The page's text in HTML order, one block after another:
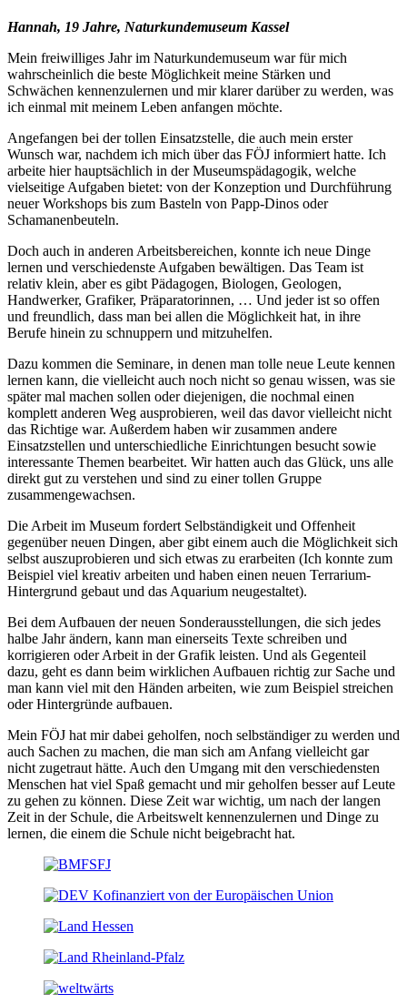
Hannah, 19 Jahre, Naturkundemuseum Kassel
Mein freiwilliges Jahr im Naturkundemuseum war für mich
wahrscheinlich die beste Möglichkeit meine Stärken und
Schwächen kennenzulernen und mir klarer darüber zu werden, was
ich einmal mit meinem Leben anfangen möchte.
Angefangen bei der tollen Einsatzstelle, die auch mein erster
Wunsch war, nachdem ich mich über das FÖJ informiert hatte. Ich
arbeite hier hauptsächlich in der Museumspädagogik, welche
vielseitige Aufgaben bietet: von der Konzeption und Durchführung
neuer Workshops bis zum Basteln von Papp-Dinos oder
Schamanenbeuteln.
Doch auch in anderen Arbeitsbereichen, konnte ich neue Dinge
lernen und verschiedenste Aufgaben bewältigen. Das Team ist
relativ klein, aber es gibt Pädagogen, Biologen, Geologen,
Handwerker, Grafiker, Präparatorinnen, … Und jeder ist so offen
und freundlich, dass man bei allen die Möglichkeit hat, in ihre
Berufe hinein zu schnuppern und mitzuhelfen.
Dazu kommen die Seminare, in denen man tolle neue Leute kennen
lernen kann, die vielleicht auch noch nicht so genau wissen, was sie
später mal machen sollen oder diejenigen, die nochmal einen
komplett anderen Weg ausprobieren, weil das davor vielleicht nicht
das Richtige war. Außerdem haben wir zusammen andere
Einsatzstellen und unterschiedliche Einrichtungen besucht sowie
interessante Themen bearbeitet. Wir hatten auch das Glück, uns alle
direkt gut zu verstehen und sind zu einer tollen Gruppe
zusammengewachsen.
Die Arbeit im Museum fordert Selbständigkeit und Offenheit
gegenüber neuen Dingen, aber gibt einem auch die Möglichkeit sich
selbst auszuprobieren und sich etwas zu erarbeiten (Ich konnte zum
Beispiel viel kreativ arbeiten und haben einen neuen Terrarium-
Hintergrund gebaut und das Aquarium neugestaltet).
Bei dem Aufbauen der neuen Sonderausstellungen, die sich jedes
halbe Jahr ändern, kann man einerseits Texte schreiben und
korrigieren oder Arbeit in der Grafik leisten. Und als Gegenteil
dazu, geht es dann beim wirklichen Aufbauen richtig zur Sache und
man kann viel mit den Händen arbeiten, wie zum Beispiel streichen
oder Hintergründe aufbauen.
Mein FÖJ hat mir dabei geholfen, noch selbständiger zu werden und
auch Sachen zu machen, die man sich am Anfang vielleicht gar
nicht zugetraut hätte. Auch den Umgang mit den verschiedensten
Menschen hat viel Spaß gemacht und mir geholfen besser auf Leute
zu gehen zu können. Diese Zeit war wichtig, um nach der langen
Zeit in der Schule, die Arbeitswelt kennenzulernen und Dinge zu
lernen, die einem die Schule nicht beigebracht hat.